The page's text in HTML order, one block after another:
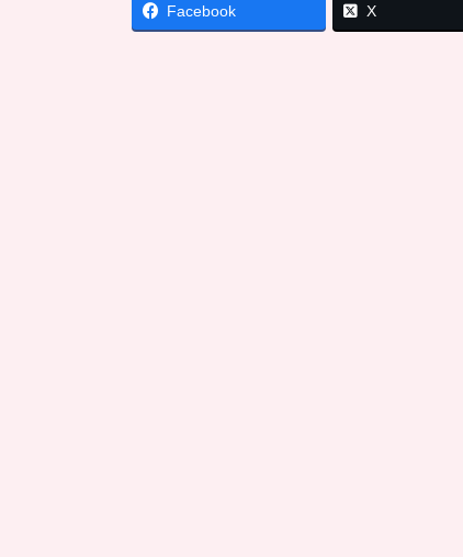
Facebook X